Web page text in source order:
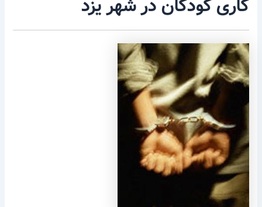
کاری کودکان در شهر یزد